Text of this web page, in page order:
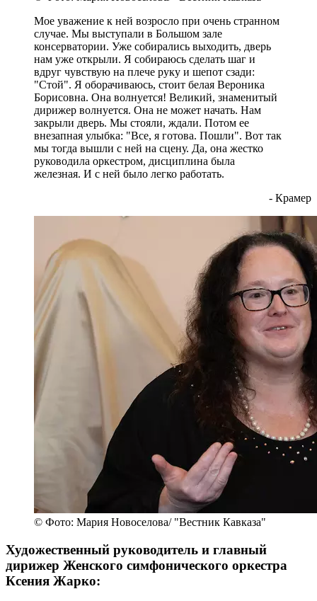
Мое уважение к ней возросло при очень странном
случае. Мы выступали в Большом зале
консерватории. Уже собирались выходить, дверь
нам уже открыли. Я собираюсь сделать шаг и
вдруг чувствую на плече руку и шепот сзади:
"Стой". Я оборачиваюсь, стоит белая Вероника
Борисовна. Она волнуется! Великий, знаменитый
дирижер волнуется. Она не может начать. Нам
закрыли дверь. Мы стояли, ждали. Потом ее
внезапная улыбка: "Все, я готова. Пошли". Вот так
мы тогда вышли с ней на сцену. Да, она жестко
руководила оркестром, дисциплина была
железная. И с ней было легко работать.
- Крамер
© Фото: Мария Новоселова/ "Вестник Кавказа"
Художественный руководитель и главный
дирижер Женского симфонического оркестра
Ксения Жарко: